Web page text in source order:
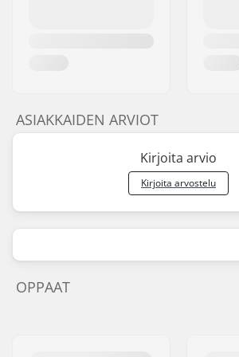
ASIAKKAIDEN ARVIOT
Kirjoita arvio
Kirjoita arvostelu
OPPAAT